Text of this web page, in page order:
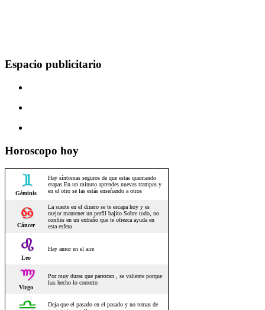
Espacio publicitario
Horoscopo hoy